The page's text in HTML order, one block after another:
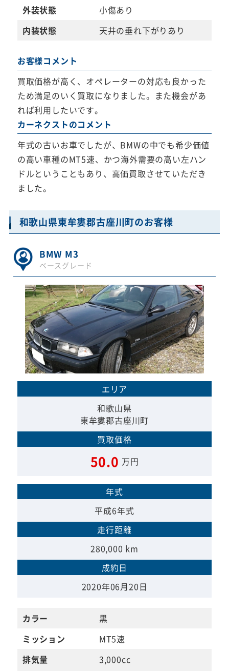
外装状態
小傷あり
内装状態
天井の垂れ下がりあり
お客様コメント
買取価格が高く、オペレーターの対応も良かった
ため満足のいく買取になりました。また機会があ
れば利用したいです。
カーネクストのコメント
年式の古いお車でしたが、BMWの中でも希少価値
の高い車種のMT5速、かつ海外需要の高い左ハン
ドルということもあり、高価買取させていただき
ました。
和歌山県東牟婁郡古座川町のお客様
BMW M3
ベースグレード
エリア
和歌山県
東牟婁郡古座川町
買取価格
50.0 万円
年式
平成6年式
走行距離
280,000 km
成約日
2020年06月20日
カラー
黒
ミッション
MT5速
排気量
3,000cc